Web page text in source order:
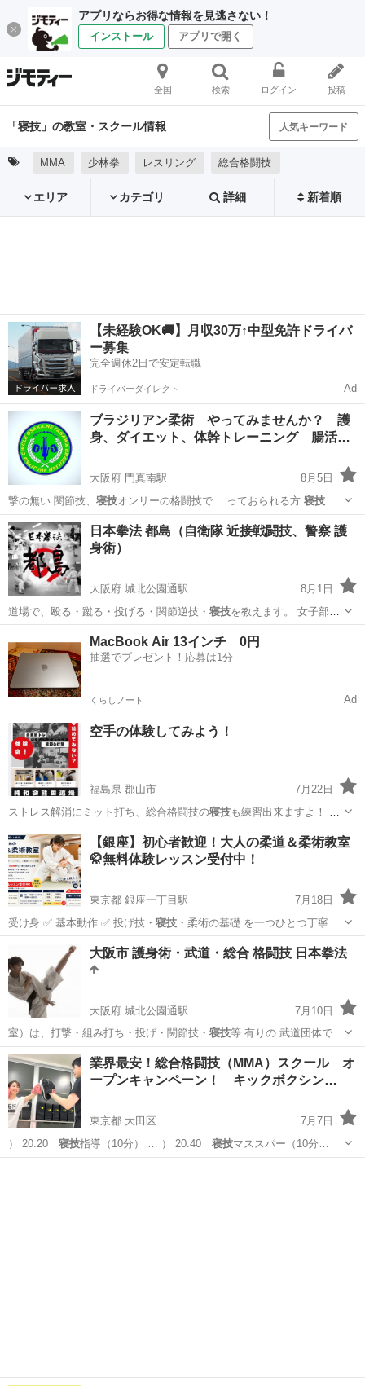
アプリならお得な情報を見逃さない！
インストール アプリで開く
全国 検索 ログイン 投稿
「寝技」の教室・スクール情報 人気キーワード
MMA 少林拳 レスリング 総合格闘技
エリア カテゴリ 詳細 新着順
【未経験OK🚚】月収30万↑中型免許ドライバ
ー募集
完全週休2日で安定転職
ドライバーダイレクト Ad
ブラジリアン柔術 やってみませんか？ 護
身、ダイエット、体幹トレーニング 腸活…
大阪府 門真南駅
8月5日
撃の無い 関節技、 寝技オンリーの格闘技で… っておられる方 寝技や
りたいねんけど。…
大阪 門真市 門真南駅 空手/他格闘技 ブラジリアン柔術
日本拳法 都島（自衛隊 近接戦闘技、警察 護
身術）
大阪府 城北公園通駅
8月1日
道場で、殴る・蹴る・投げる・関節逆技・ 寝技を教えます。 女子部・
高齢部も有りま…
空手/他格闘技
MacBook Air 13インチ 0円
抽選でプレゼント！応募は1分
くらしノート Ad
空手の体験してみよう！
福島県 郡山市
7月22日
ストレス解消にミット打ち、総合格闘技の寝技も練習出来ますよ！ 少
年部の稽古もし…
福島 郡山市 空手/他格闘技 寝技
【銀座】初心者歓迎！大人の柔道＆柔術教室
🥋無料体験レッスン受付中！
東京都 銀座一丁目駅
7月18日
受け身 ✅ 基本動作 ✅ 投げ技・ 寝技・柔術の基礎 を一つひとつ丁寧
に…
中央区 銀座一丁目駅 空手/他格闘技 柔術
大阪市 護身術・武道・総合 格闘技 日本拳法
大阪府 城北公園通駅
7月10日
室）は、打撃・組み打ち・投げ・関節技・ 寝技等 有りの 武道団体で
す。 …
大阪 大阪市 城北公園通駅 空手/他格闘技 日本拳法
業界最安！総合格闘技（MMA）スクール オ
ープンキャンペーン！ キックボクシン…
東京都 大田区
7月7日
） 20:20 寝技指導（10分） … ） 20:40 寝技マススパー（10分…